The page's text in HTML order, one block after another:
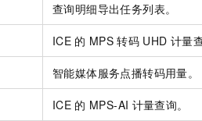
查询明细导出任务列表。
ICE 的 MPS 转码 UHD 计量
智能媒体服务点播转码用量。
ICE 的 MPS-AI 计量查询。